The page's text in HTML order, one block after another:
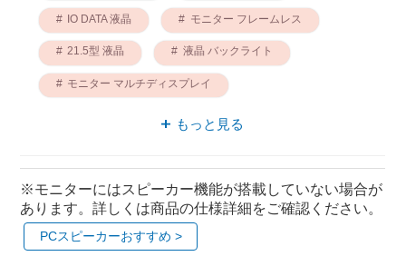
IO DATA 液晶 モニター フレームレス
21.5型 液晶 液晶 バックライト
モニター マルチディスプレイ
もっと見る
※モニターにはスピーカー機能が搭載していない場合が
あります。詳しくは商品の仕様詳細をご確認ください。
PCスピーカーおすすめ >